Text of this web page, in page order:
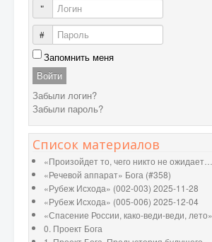
Логин
Пароль
Запомнить меня
Войти
Забыли логин?
Забыли пароль?
Список материалов
«Произойдет то, чего никто не
«Речевой аппарат» Бога (#358)
«Рубеж Исхода» (002-003) 2025-11-28
«Рубеж Исхода» (005-006) 2025-12-04
«Спасение России, како-веди-веди, лето»
0. Проект Бога